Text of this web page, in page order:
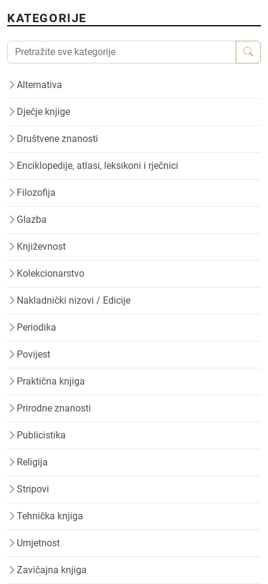
KATEGORIJE
Alternativa
Dječje knjige
Društvene znanosti
Enciklopedije, atlasi, leksikoni i rječnici
Filozofija
Glazba
Književnost
Kolekcionarstvo
Nakladnički nizovi / Edicije
Periodika
Povijest
Praktična knjiga
Prirodne znanosti
Publicistika
Religija
Stripovi
Tehnička knjiga
Umjetnost
Zavičajna knjiga